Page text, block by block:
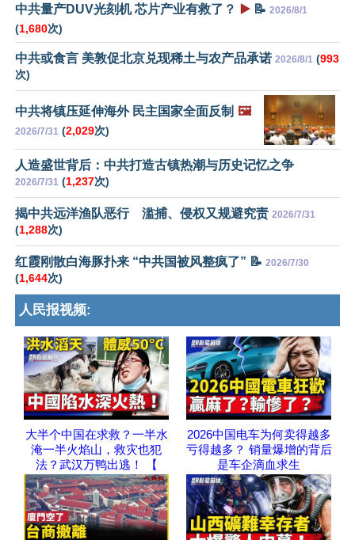
中共量产DUV光刻机 芯片产业有救了？ ▶️ 📝 2026/8/1
(1,680次)
中共或食言 美敦促北京兑现稀土与农产品承诺 2026/8/1 (993
次)
中共将镇压延伸海外 民主国家全面反制 🖼️
2026/7/31 (2,029次)
人造盛世背后：中共打造古镇热潮与历史记忆之争
2026/7/31 (1,237次)
揭中共远洋渔队恶行 滥捕、侵权又规避究责 2026/7/31
(1,288次)
红霞刚散白海豚扑来 “中共国被风整疯了” 📝 2026/7/30
(1,644次)
人民报视频:
大半个中国在求救？一半水
淹一半火焰山，救灾也犯
法？武汉万鸭出逃！ 【
2026中国电车为何卖得越多
亏得越多？ 销量爆增的背后
是车企滴血求生